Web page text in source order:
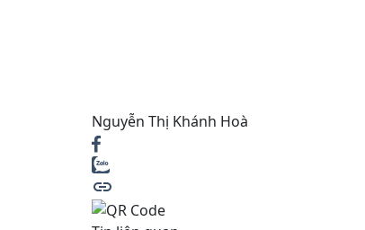
Nguyễn Thị Khánh Hoà